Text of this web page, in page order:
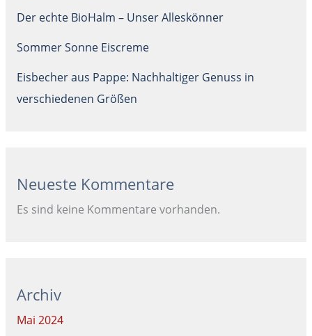
Der echte BioHalm – Unser Alleskönner
Sommer Sonne Eiscreme
Eisbecher aus Pappe: Nachhaltiger Genuss in
verschiedenen Größen
Neueste Kommentare
Es sind keine Kommentare vorhanden.
Archiv
Mai 2024